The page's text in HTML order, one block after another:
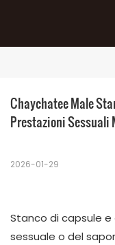
Chaychatee Male
Prestazioni Sessuali
2026-01-29
Stanco di capsule
sessuale o del